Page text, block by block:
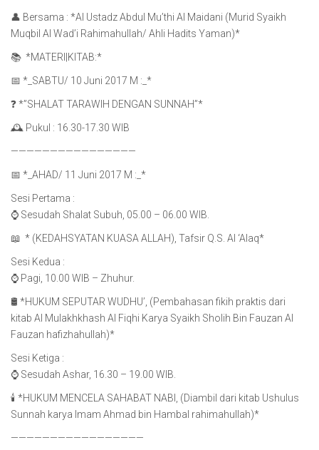
👤 Bersama : *Al Ustadz Abdul Mu’thi Al Maidani (Murid Syaikh
Muqbil Al Wad’i Rahimahullah/ Ahli Hadits Yaman)*
📚 ⁠⁠⁠ *MATERI|KITAB:*
📅 *_SABTU/ 10 Juni 2017 M :_*⁠⁠⁠
❓ *”SHALAT TARAWIH DENGAN SUNNAH”*
🕰 Pukul : 16.30-17.30 WIB
————————————————
📅 *_AHAD/ 11 Juni 2017 M :_*
Sesi Pertama :
⌚️ Sesudah Shalat Subuh, 05.00 – 06.00 WIB.
📖 ⁠⁠⁠ * (KEDAHSYATAN KUASA ALLAH), Tafsir Q.S. Al ‘Alaq*
Sesi Kedua :
⌚️ Pagi, 10.00 WIB – Zhuhur.
🛢 *HUKUM SEPUTAR WUDHU’, (Pembahasan fikih praktis dari
kitab Al Mulakhkhash Al Fiqhi Karya Syaikh Sholih Bin Fauzan Al
Fauzan hafizhahullah)*
Sesi Ketiga :
⌚️ Sesudah Ashar, 16.30 – 19.00 WIB.
🕯 *HUKUM MENCELA SAHABAT NABI, (Diambil dari kitab Ushulus
Sunnah karya Imam Ahmad bin Hambal rahimahullah)*
—————————————————